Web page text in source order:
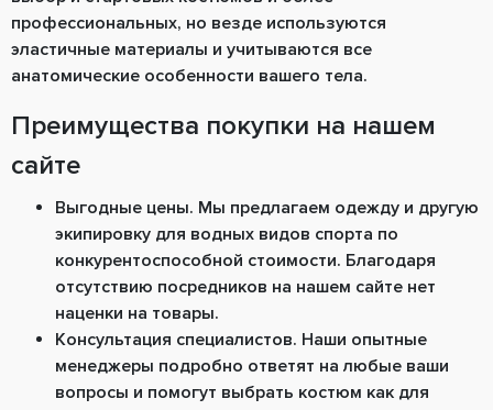
профессиональных, но везде используются
эластичные материалы и учитываются все
анатомические особенности вашего тела.
Преимущества покупки на нашем
сайте
Выгодные цены. Мы предлагаем одежду и другую
экипировку для водных видов спорта по
конкурентоспособной стоимости. Благодаря
отсутствию посредников на нашем сайте нет
наценки на товары.
Консультация специалистов. Наши опытные
менеджеры подробно ответят на любые ваши
вопросы и помогут выбрать костюм как для